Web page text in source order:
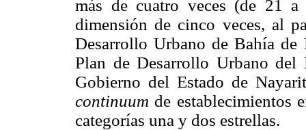
más de cuatro veces (de 21
dimensión de cinco veces, al
Desarrollo Urbano de Bahía
Plan de Desarrollo Urbano
Gobierno del Estado de
continuum de establecimientos
categorías una y dos estrellas.